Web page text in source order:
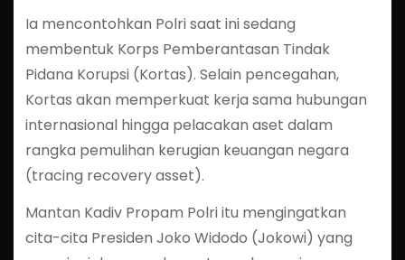
Ia mencontohkan Polri saat ini sedang
membentuk Korps Pemberantasan Tindak
Pidana Korupsi (Kortas). Selain pencegahan,
Kortas akan memperkuat kerja sama hubungan
internasional hingga pelacakan aset dalam
rangka pemulihan kerugian keuangan negara
(tracing recovery asset).
Mantan Kadiv Propam Polri itu mengingatkan
cita-cita Presiden Joko Widodo (Jokowi) yang